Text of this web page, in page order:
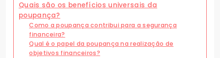
Quais são os benefícios universais da
poupança?
Como a poupança contribui para a segurança
financeira?
Qual é o papel da poupança na realização de
objetivos financeiros?